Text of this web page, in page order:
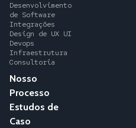
Desenvolvimento
de Software
Integrações
Design de UX UI
Devops
Infraestrutura
Consultoria
Nosso
Processo
Estudos de
Caso